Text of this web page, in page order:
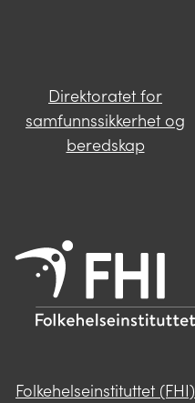
Direktoratet for
samfunnssikkerhet og
beredskap
Folkehelseinstituttet (FHI)